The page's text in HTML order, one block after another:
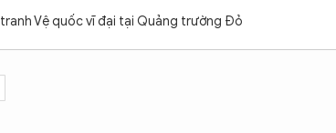
Vệ quốc vĩ đại tại Quảng trường Đỏ